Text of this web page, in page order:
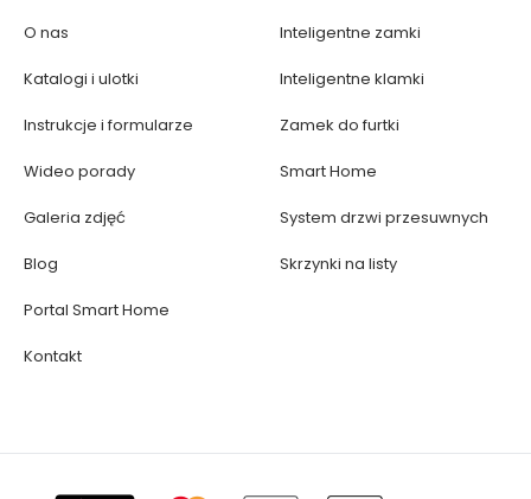
O nas
Katalogi i ulotki
Instrukcje i formularze
Wideo porady
Galeria zdjęć
Blog
Portal Smart Home
Kontakt
Inteligentne zamki
Inteligentne klamki
Zamek do furtki
Smart Home
System drzwi przesuwnych
Skrzynki na listy